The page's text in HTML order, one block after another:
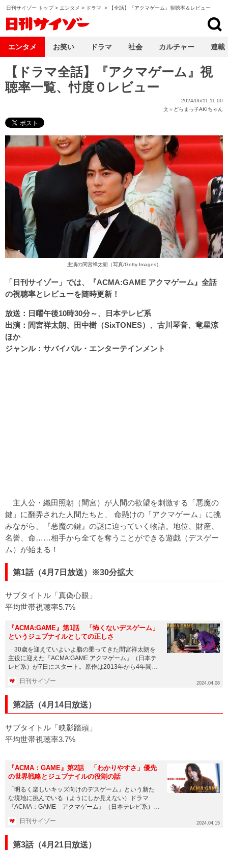
日刊サイゾー トップ> エンタメ > ドラマ > 【全話】『アクマゲーム』視聴率＆レビュー
【ドラマ全話】『アクマゲーム』視
聴率一覧、忖度０レビュー
2024/06/11 11:00
文＝ どらまっ子AKIちゃん
主演の間宮祥太朗（写真/Getty Images）
「日刊サイゾー」では、『ACMA:GAME アクマゲーム』全話
の視聴率とレビューを随時更新！
放送：日曜午後10時30分～、日本テレビ系
出演：間宮祥太朗、田中樹（SixTONES）、古川琴音、竜星涼
ほか
ジャンル：サバイバル・エンターテインメント
主人公・織田照朝（間宮）が人間の欲望を刺激する「悪魔の
鍵」に翻弄された人間たちと、 命懸けの「アクマゲーム」に挑
みながら、『悪魔の鍵』の謎に迫っていく物語。地位、財産、
名誉、命……相手から全てを奪うことができる遊戯（デスゲー
ム）が始まる！
第1話（4月7日放送）※30分拡大
サブタイトル「真偽心眼」
平均世帯視聴率5.7%
『ACMA:GAME』第1話 「怖くないデスゲーム」
というジュブナイルとしての正しさ
30歳を迎えていよいよ脂の乗ってきた間宮祥太朗を
主役に迎えた『ACMA:GAME アクマゲーム』（日本テ
レビ系）が7日にスタート。原作は2013年から4年間
日刊サイゾー 2024.04.08
第2話（4月14日放送）
サブタイトル「映影踏頭」
平均世帯視聴率3.7%
『ACMA：GAME』第2話 「わかりやすさ」優先
の世界戦略とジュブナイルの役割の話
「明るく楽しいキッズ向けのデスゲーム」という新た
な境地に挑んでいる（ようにしか見えない）ドラマ
『ACMA：GAME アクマゲーム』（日本テレビ系）。
日刊サイゾー 2024.04.15
第3話（4月21日放送）
エンタメ お笑い ドラマ 社会 カルチャー 連載